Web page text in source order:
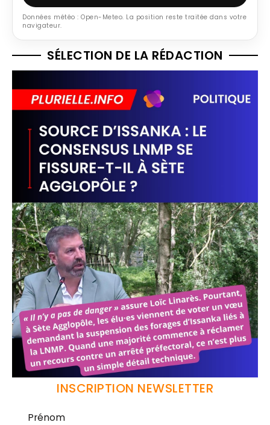
Données météo : Open-Meteo. La position reste traitée dans votre
navigateur.
SÉLECTION DE LA RÉDACTION
INSCRIPTION NEWSLETTER
Prénom